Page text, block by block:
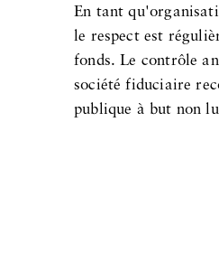
En tant
le respect est
fonds. Le contrôle
société fiduciaire
publique à but non